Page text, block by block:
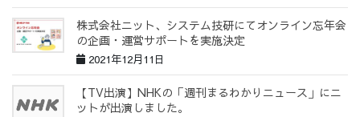
株式会社ニット、システム技研にてオンライン忘年会
の企画・運営サポートを実施決定
2021年12月11日
【TV出演】NHKの「週刊まるわかりニュース」にニ
ットが出演しました。